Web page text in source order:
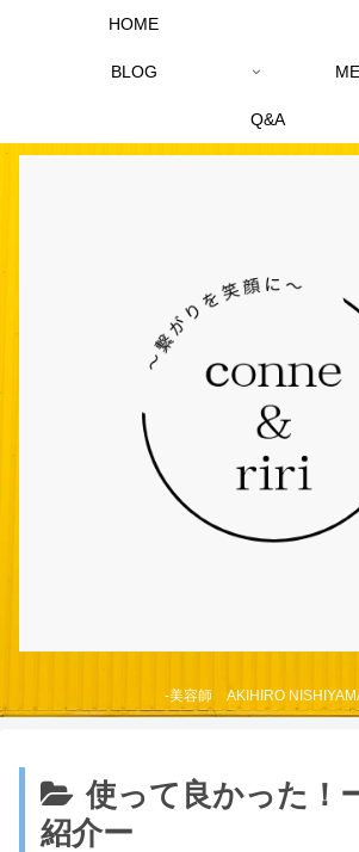
-美容師 AKIHIRO
HOME
BLOG
Q&A
使って良かった！
紹介ー